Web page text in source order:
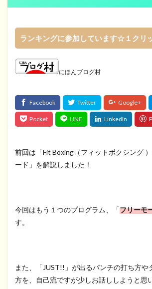
ランキングに参加しています☆１クリ
にほんブログ村
前回は「Fit Boxing（フィットボクシング
ード」を解説しました！
今回はもう１つのプログラム、「フリーモ
す。
また、「JUST!!」が出るパンチの打ち方や
方を、自己流ですが少しお話ししようと思